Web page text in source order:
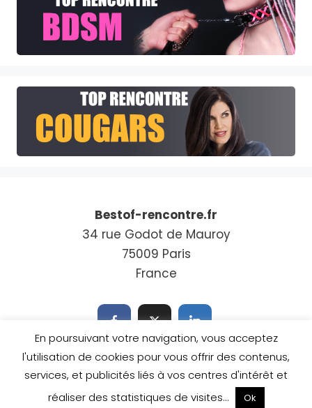
Bestof-rencontre.fr
34 rue Godot de Mauroy
75009 Paris
France
© 2026 Bestof-rencontre.fr -Mentions légales-
En poursuivant votre navigation, vous acceptez
l'utilisation de cookies pour vous offrir des contenus,
services, et publicités liés à vos centres d'intérêt et
réaliser des statistiques de visites...
Ok